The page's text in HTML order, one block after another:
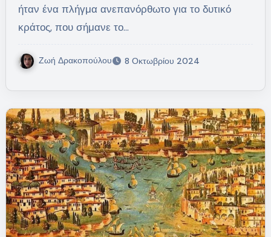
ήταν ένα πλήγμα ανεπανόρθωτο για το δυτικό
κράτος, που σήμανε το…
Ζωή Δρακοπούλου 8 Οκτωβρίου 2024